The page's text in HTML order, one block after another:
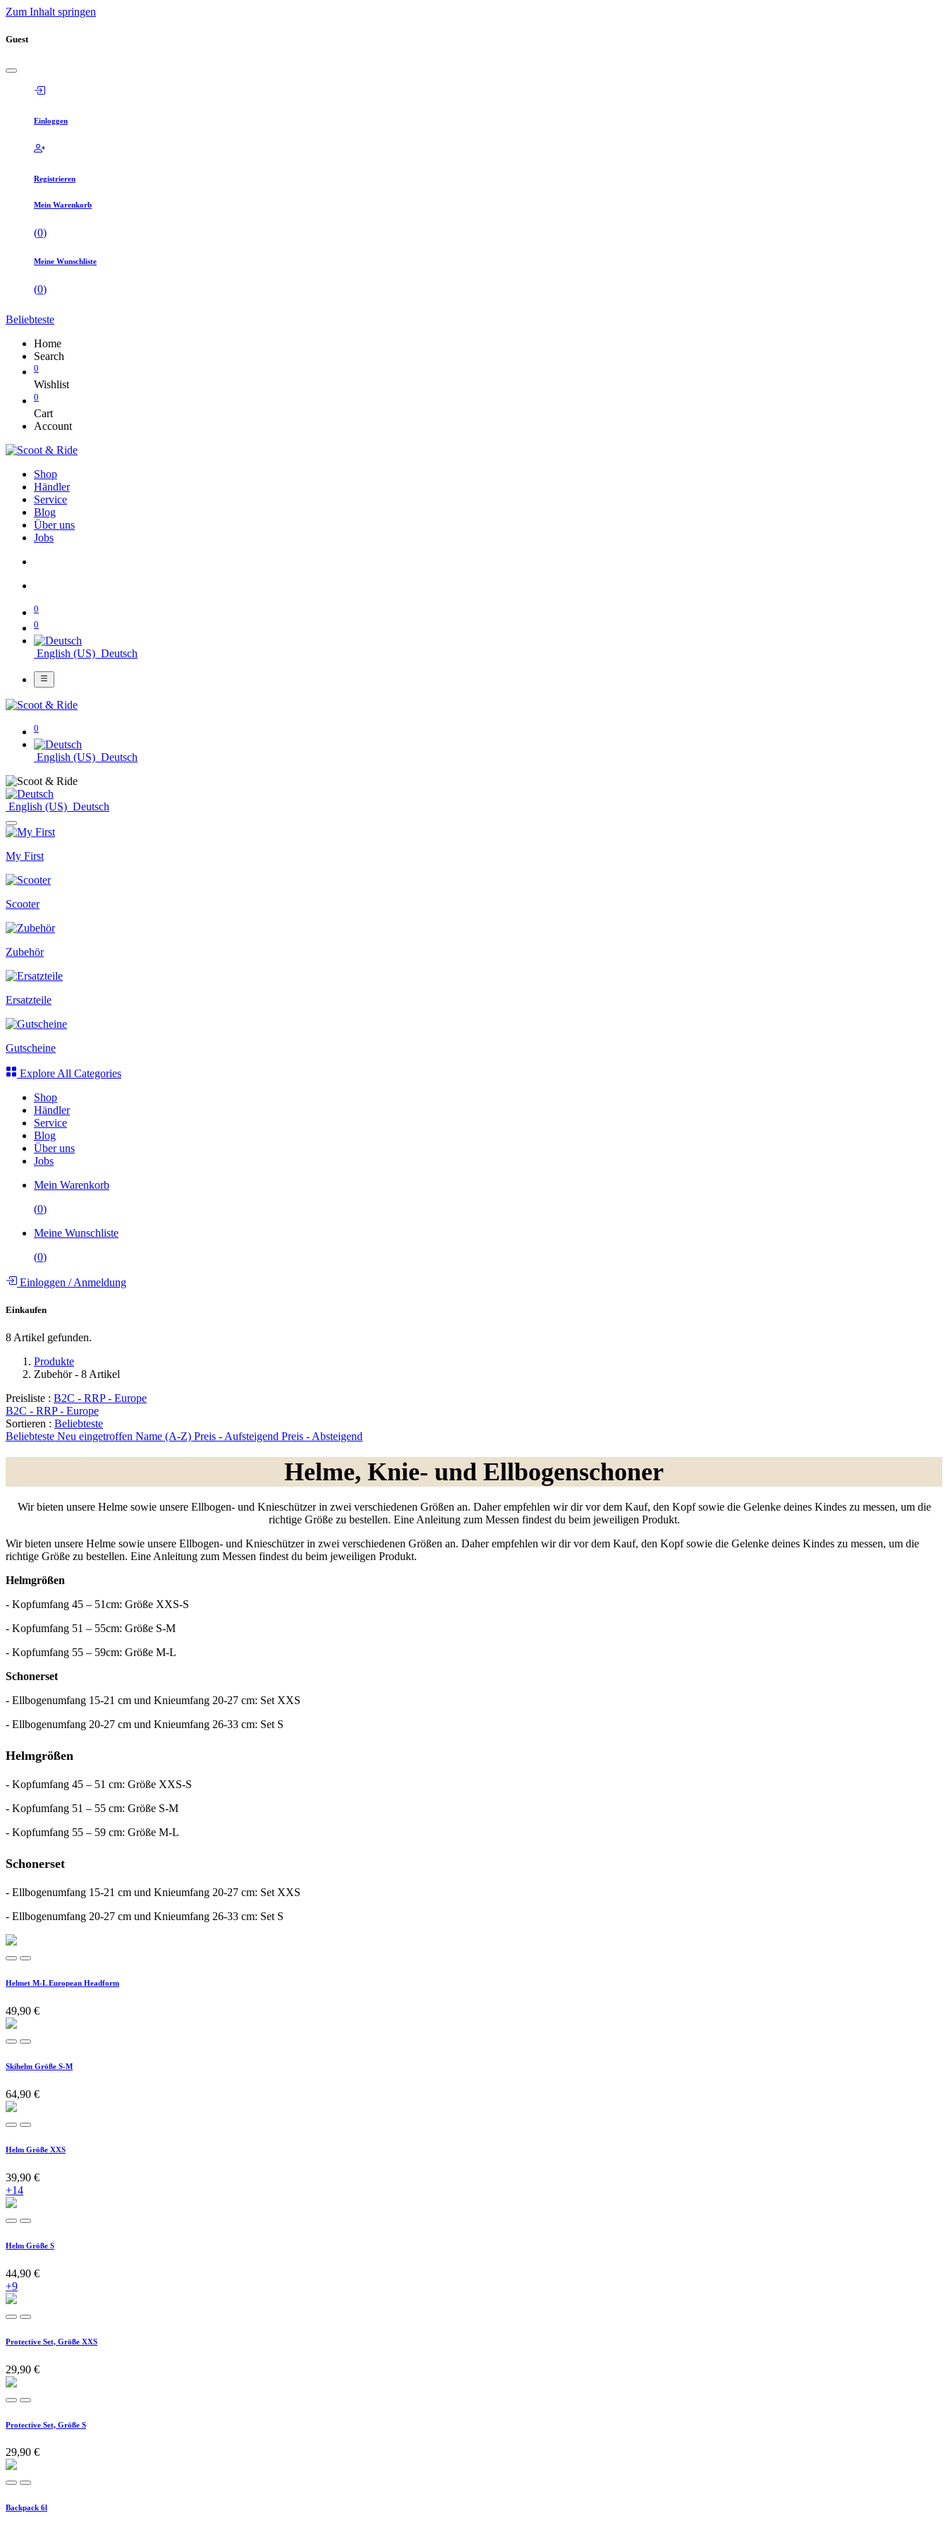
Zum Inhalt springen
Guest
Einloggen
Registrieren
Mein Warenkorb
(0)
Meine Wunschliste
(0)
Beliebteste
Home
Search
0
Wishlist
0
Cart
Account
Shop
Händler
Service
Blog
Über uns
Jobs
0
0
English (US) Deutsch
0
English (US) Deutsch
English (US) Deutsch
My First
Scooter
Zubehör
Ersatzteile
Gutscheine
Explore All Categories
Shop
Händler
Service
Blog
Über uns
Jobs
Mein Warenkorb
(0)
Meine Wunschliste
(0)
Einloggen /Anmeldung
Einkaufen
8 Artikel gefunden.
Produkte
Zubehör- 8 Artikel
Preisliste : B2C - RRP - Europe
B2C - RRP - Europe
Sortieren : Beliebteste
Beliebteste Neu eingetroffen Name (A-Z) Preis - Aufsteigend Preis - Absteigend
Helme, Knie- und Ellbogenschoner
Wir bieten unsere Helme sowie unsere Ellbogen- und Knieschützer in zwei verschiedenen Größen an. Daher empfehlen wir dir vor dem Kauf, den Kopf sowie die Gelenke deines Kindes zu messen, um die
richtige Größe zu bestellen. Eine Anleitung zum Messen findest du beim jeweiligen Produkt.
Wir bieten unsere Helme sowie unsere Ellbogen- und Knieschützer in zwei verschiedenen Größen an. Daher empfehlen wir dir vor dem Kauf, den Kopf sowie die Gelenke deines Kindes zu messen, um die
richtige Größe zu bestellen. Eine Anleitung zum Messen findest du beim jeweiligen Produkt.
Helmgrößen
- Kopfumfang 45 – 51cm: Größe XXS-S
- Kopfumfang 51 – 55cm: Größe S-M
- Kopfumfang 55 – 59cm: Größe M-L
Schonerset
- Ellbogenumfang 15-21 cm und Knieumfang 20-27 cm: Set XXS
- Ellbogenumfang 20-27 cm und Knieumfang 26-33 cm: Set S
Helmgrößen
- Kopfumfang 45 – 51 cm: Größe XXS-S
- Kopfumfang 51 – 55 cm: Größe S-M
- Kopfumfang 55 – 59 cm: Größe M-L
Schonerset
- Ellbogenumfang 15-21 cm und Knieumfang 20-27 cm: Set XXS
- Ellbogenumfang 20-27 cm und Knieumfang 26-33 cm: Set S
Helmet M-L European Headform
49,90 €
Skihelm Größe S-M
64,90 €
Helm Größe XXS
39,90 €
+14
Helm Größe S
44,90 €
+9
Protective Set, Größe XXS
29,90 €
Protective Set, Größe S
29,90 €
Backpack 6l